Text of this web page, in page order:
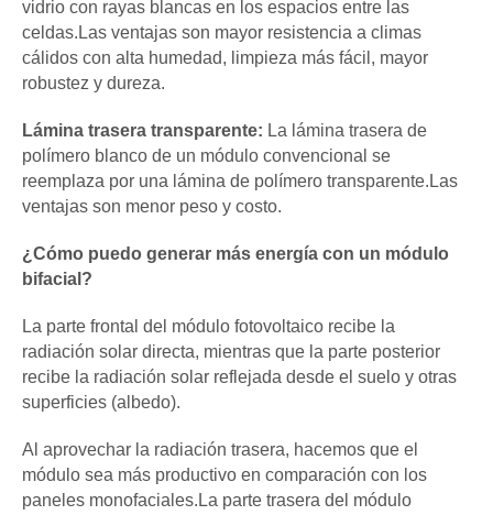
vidrio con rayas blancas en los espacios entre las
celdas.Las ventajas son mayor resistencia a climas
cálidos con alta humedad, limpieza más fácil, mayor
robustez y dureza.
Lámina trasera transparente: La lámina trasera de
polímero blanco de un módulo convencional se
reemplaza por una lámina de polímero transparente.Las
ventajas son menor peso y costo.
¿Cómo puedo generar más energía con un módulo
bifacial?
La parte frontal del módulo fotovoltaico recibe la
radiación solar directa, mientras que la parte posterior
recibe la radiación solar reflejada desde el suelo y otras
superficies (albedo).
Al aprovechar la radiación trasera, hacemos que el
módulo sea más productivo en comparación con los
paneles monofaciales.La parte trasera del módulo